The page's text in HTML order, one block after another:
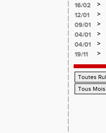
16/02
>
12/01 >
09/01
>
04/01 >
04/01
>
19/11
>